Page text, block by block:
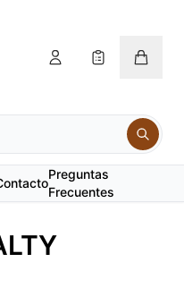
Preguntas
Frecuentes